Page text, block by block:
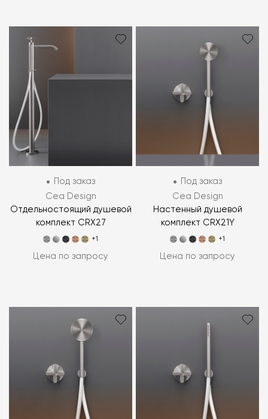
Под заказ
Cea Design
Отдельностоящий душевой
комплект CRX27
+1
Цена по запросу
Под заказ
Cea Design
Настенный душевой
комплект CRX21Y
+1
Цена по запросу